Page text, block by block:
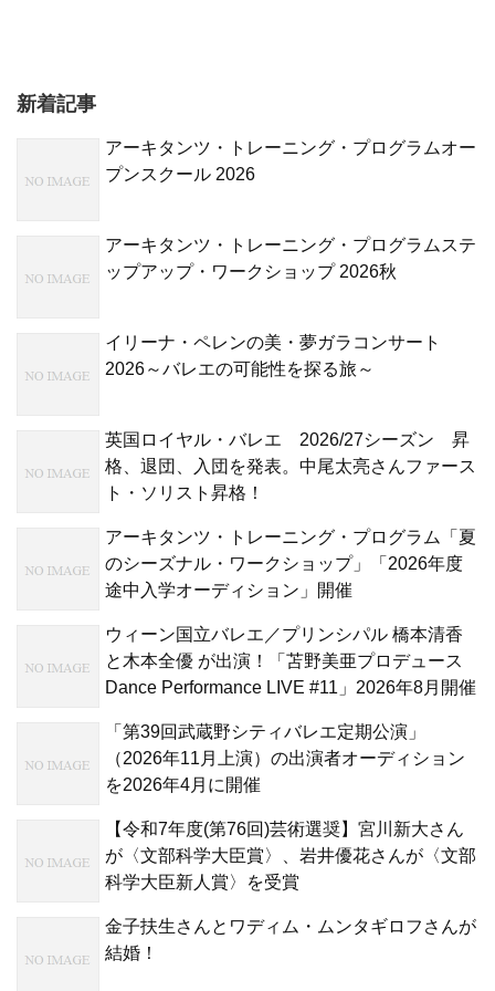
新着記事
アーキタンツ・トレーニング・プログラムオー
プンスクール 2026
アーキタンツ・トレーニング・プログラムステ
ップアップ・ワークショップ 2026秋
イリーナ・ペレンの美・夢ガラコンサート
2026～バレエの可能性を探る旅～
英国ロイヤル・バレエ 2026/27シーズン 昇
格、退団、入団を発表。中尾太亮さんファース
ト・ソリスト昇格！
アーキタンツ・トレーニング・プログラム「夏
のシーズナル・ワークショップ」「2026年度
途中入学オーディション」開催
ウィーン国立バレエ／プリンシパル 橋本清香
と木本全優 が出演！「苫野美亜プロデュース
Dance Performance LIVE #11」2026年8月開催
「第39回武蔵野シティバレエ定期公演」
（2026年11月上演）の出演者オーディション
を2026年4月に開催
【令和7年度(第76回)芸術選奨】宮川新大さん
が〈文部科学大臣賞〉、岩井優花さんが〈文部
科学大臣新人賞〉を受賞
金子扶生さんとワディム・ムンタギロフさんが
結婚！